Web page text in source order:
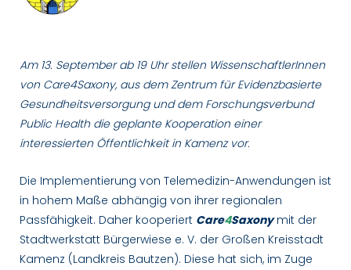
Am 13. September ab 19 Uhr stellen WissenschaftlerInnen
von Care4Saxony, aus dem Zentrum für Evidenzbasierte
Gesundheitsversorgung und dem Forschungsverbund
Public Health die geplante Kooperation einer
interessierten Öffentlichkeit in Kamenz vor.
Die Implementierung von Telemedizin-Anwendungen ist
in hohem Maße abhängig von ihrer regionalen
Passfähigkeit. Daher kooperiert Care4Saxonymit der
Stadtwerkstatt Bürgerwiese e. V. der Großen Kreisstadt
Kamenz (Landkreis Bautzen). Diese hat sich, im Zuge